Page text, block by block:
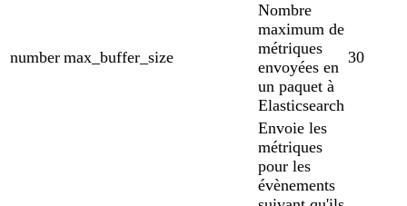
number max_buffer_size
Nombre
maximum de
métriques
envoyées en
un paquet à
Elasticsearch
30
Envoie les
métriques
pour les
évènements